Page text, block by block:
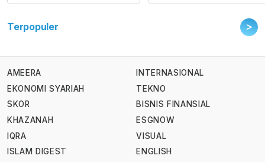
Terpopuler >
AMEERA
EKONOMI SYARIAH
SKOR
KHAZANAH
IQRA
ISLAM DIGEST
INTERNASIONAL
TEKNO
BISNIS FINANSIAL
ESGNOW
VISUAL
ENGLISH